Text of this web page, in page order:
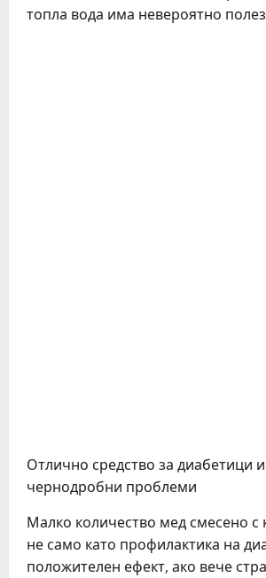
топла вода има невероятно
Отлично средство за диабетици
чернодробни проблеми
Малко количество мед смесено с
не само като профилактика на
положителен ефект, ако вече